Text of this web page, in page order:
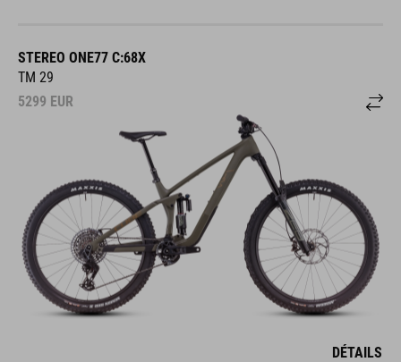
STEREO ONE77 C:68X
TM 29
5299 EUR
DÉTAILS